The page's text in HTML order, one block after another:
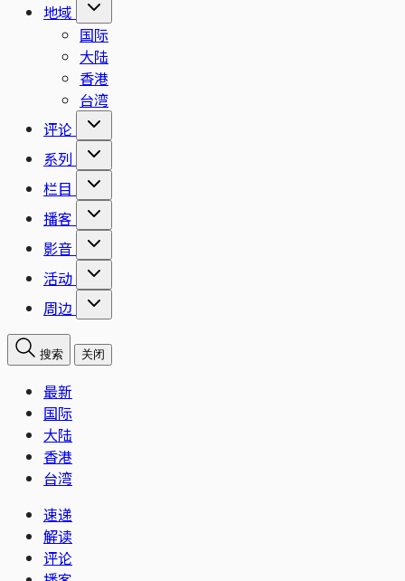
地域
国际
大陆
香港
台湾
评论
系列
栏目
播客
影音
活动
周边
搜索 关闭
最新
国际
大陆
香港
台湾
速递
解读
评论